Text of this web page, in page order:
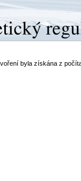
byla získána z